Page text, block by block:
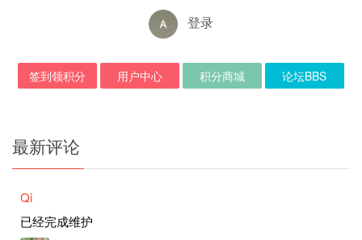
登录
签到领积分 用户中心 积分商城 论坛BBS
最新评论
Qi
已经完成维护